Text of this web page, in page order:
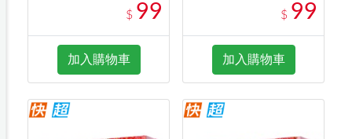
$ 99
加入購物車
$ 99
加入購物車